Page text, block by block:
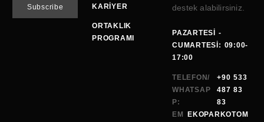
KARIYER
ORTAKLIK
PROGRAMI
destek alabilirsiniz.
PAZARTESI -
CUMARTESI: 09:00-
17:00
TELEFON/
WHATSAP
P:
+90 533
487 83
83
EM
EKOPARKOTOM